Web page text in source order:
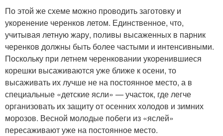
По этой же схеме можно проводить заготовку и
укоренение черенков летом. Единственное, что,
учитывая летную жару, поливы высаженных в парник
черенков должны быть более частыми и интенсивными.
Поскольку при летнем черенковании укоренившиеся
корешки высаживаются уже ближе к осени, то
высаживать их лучше не на постоянное место, а в
специальные «детские ясли» — участок, где легче
организовать их защиту от осенних холодов и зимних
морозов. Весной молодые побеги из «яслей»
пересаживают уже на постоянное место.